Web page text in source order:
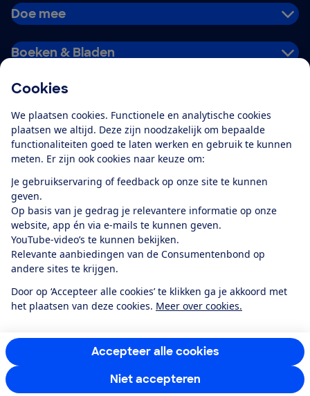
Cookies
We plaatsen cookies. Functionele en analytische cookies
plaatsen we altijd. Deze zijn noodzakelijk om bepaalde
functionaliteiten goed te laten werken en gebruik te kunnen
meten. Er zijn ook cookies naar keuze om:
Je gebruikservaring of feedback op onze site te kunnen
geven.
Op basis van je gedrag je relevantere informatie op onze
website, app én via e-mails te kunnen geven.
YouTube-video’s te kunnen bekijken.
Relevante aanbiedingen van de Consumentenbond op
andere sites te krijgen.
Door op ‘Accepteer alle cookies’ te klikken ga je akkoord met
het plaatsen van deze cookies. Meer over cookies.
Accepteer alle cookies
Niet accepteren
Doe mee
Boeken & Bladen
Alles over de
app
Algemene Voorwaarden
Privacyverklaring
Cookiebeleid
Privacyvoorkeuren
Toegankelijkheid
RSS-feed nieuws
Facebook
TwitterInstagram
YoutubeLinkedIn
12.901consumentenbeoordelen de Consumentenbondmet gemiddeld